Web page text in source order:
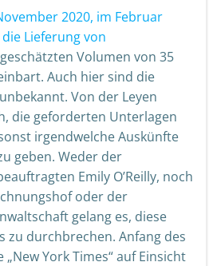
2020, im Februar
Lieferung von
Volumen von 35
Auch hier sind die
Von der Leyen
die geforderten Unterlagen
irgendwelche Auskünfte
geben. Weder der
Emily O’Reilly, noch
oder der
gelang es, diese
zu durchbrechen. Anfang des
„New York Times“ auf Einsicht